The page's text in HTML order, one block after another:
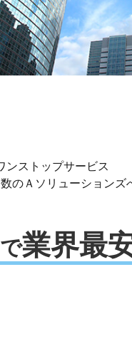
ンストップサービス
のＡソリューションズ
業界最